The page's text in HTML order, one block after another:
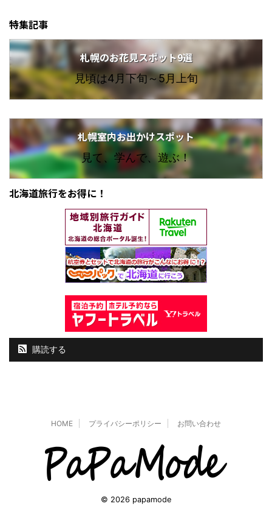
特集記事
札幌のお花見スポット9選
見頃は4月下旬～5月上旬
札幌室内お出かけスポット
見て、学んで、遊ぶ！
北海道旅行をお得に！
購読する
HOME プライバシーポリシー お問い合わせ
© 2026 papamode